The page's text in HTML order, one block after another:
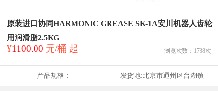
原装进口协同HARMONIC GREASE SK-1A安川机器人齿轮
用润滑脂2.5KG
¥1100.00 元/桶 起 浏览次数： 1738次
产品规格： 发货地:北京市通州区台湖镇